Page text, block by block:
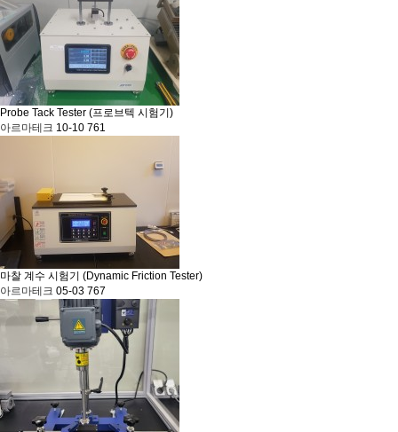
Probe Tack Tester (프로브텍 시험기)
아르마테크 10-10 761
마찰 계수 시험기 (Dynamic Friction Tester)
아르마테크 05-03 767